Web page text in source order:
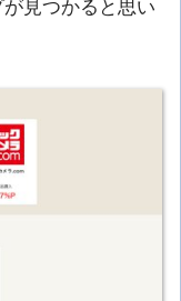
見つかると思い